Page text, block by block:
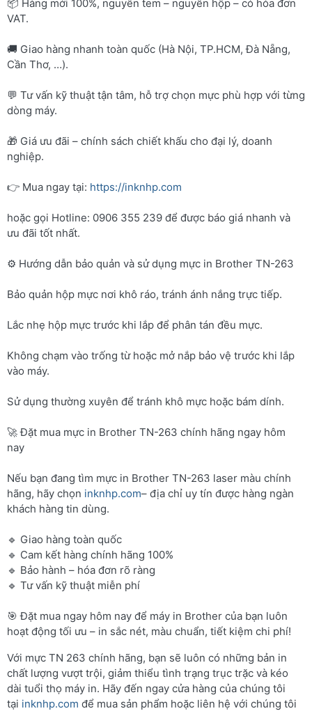
📦 Hàng mới 100%, nguyên tem – nguyên hộp – có hóa đơn
VAT.
🚚 Giao hàng nhanh toàn quốc (Hà Nội, TP.HCM, Đà Nẵng,
Cần Thơ, …).
💬 Tư vấn kỹ thuật tận tâm, hỗ trợ chọn mực phù hợp với từng
dòng máy.
🎁 Giá ưu đãi – chính sách chiết khấu cho đại lý, doanh
nghiệp.
👉 Mua ngay tại: https://inknhp.com
hoặc gọi Hotline: 0906 355 239 để được báo giá nhanh và
ưu đãi tốt nhất.
⚙️ Hướng dẫn bảo quản và sử dụng mực in Brother TN-263
Bảo quản hộp mực nơi khô ráo, tránh ánh nắng trực tiếp.
Lắc nhẹ hộp mực trước khi lắp để phân tán đều mực.
Không chạm vào trống từ hoặc mở nắp bảo vệ trước khi lắp
vào máy.
Sử dụng thường xuyên để tránh khô mực hoặc bám dính.
🚀 Đặt mua mực in Brother TN-263 chính hãng ngay hôm
nay
Nếu bạn đang tìm mực in Brother TN-263 laser màu chính
hãng, hãy chọn inknhp.com– địa chỉ uy tín được hàng ngàn
khách hàng tin dùng.
🔹 Giao hàng toàn quốc
🔹 Cam kết hàng chính hãng 100%
🔹 Bảo hành – hóa đơn rõ ràng
🔹 Tư vấn kỹ thuật miễn phí
🎯 Đặt mua ngay hôm nay để máy in Brother của bạn luôn
hoạt động tối ưu – in sắc nét, màu chuẩn, tiết kiệm chi phí!
Với mực TN 263 chính hãng, bạn sẽ luôn có những bản in
chất lượng vượt trội, giảm thiểu tình trạng trục trặc và kéo
dài tuổi thọ máy in. Hãy đến ngay cửa hàng của chúng tôi
tại inknhp.com để mua sản phẩm hoặc liên hệ với chúng tôi